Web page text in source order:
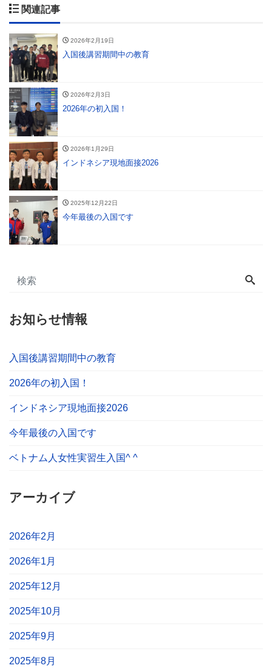
関連記事
2026年2月19日
入国後講習期間中の教育
2026年2月3日
2026年の初入国！
2026年1月29日
インドネシア現地面接2026
2025年12月22日
今年最後の入国です
お知らせ情報
入国後講習期間中の教育
2026年の初入国！
インドネシア現地面接2026
今年最後の入国です
ベトナム人女性実習生入国^ ^
アーカイブ
2026年2月
2026年1月
2025年12月
2025年10月
2025年9月
2025年8月